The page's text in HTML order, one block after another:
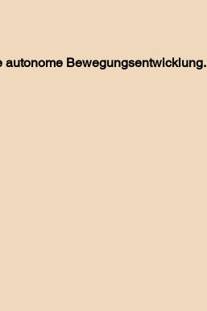
Bewegungsentwicklung.